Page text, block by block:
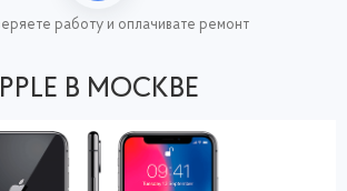
работу и оплачивате ремонт
В МОСКВЕ